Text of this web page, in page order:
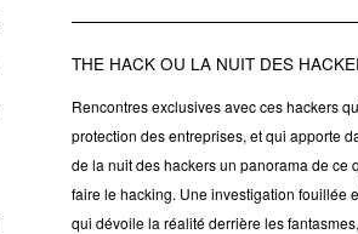
THE HACK OU LA NUIT DES
Rencontres exclusives avec ces hackers
protection des entreprises, et qui apporte
de la nuit des hackers un panorama de ce
faire le hacking. Une investigation fouillée
qui dévoile la réalité derrière les